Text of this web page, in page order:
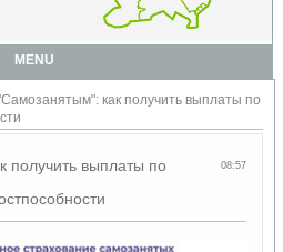
MENU
как получить выплаты по
08:57
получить выплаты по